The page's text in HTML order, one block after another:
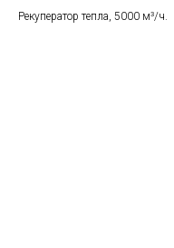
Рекуператор тепла, 5000 м³/ч.